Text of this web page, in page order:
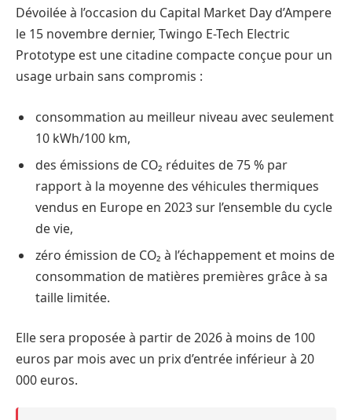
Dévoilée à l’occasion du Capital Market Day d’Ampere
le 15 novembre dernier, Twingo E-Tech Electric
Prototype est une citadine compacte conçue pour un
usage urbain sans compromis :
consommation au meilleur niveau avec seulement
10 kWh/100 km,
des émissions de CO₂ réduites de 75 % par
rapport à la moyenne des véhicules thermiques
vendus en Europe en 2023 sur l’ensemble du cycle
de vie,
zéro émission de CO₂ à l’échappement et moins de
consommation de matières premières grâce à sa
taille limitée.
Elle sera proposée à partir de 2026 à moins de 100
euros par mois avec un prix d’entrée inférieur à 20
000 euros.